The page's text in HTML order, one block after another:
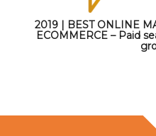
2019 | BEST ONLINE
ECOMMERCE – Paid